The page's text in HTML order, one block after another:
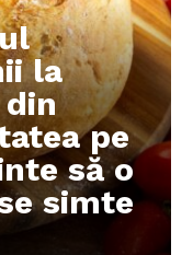
la
pe
să o
simte